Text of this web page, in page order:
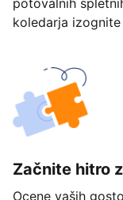
potovalnih
koledarja
Začnite hitro
Ocene vaših